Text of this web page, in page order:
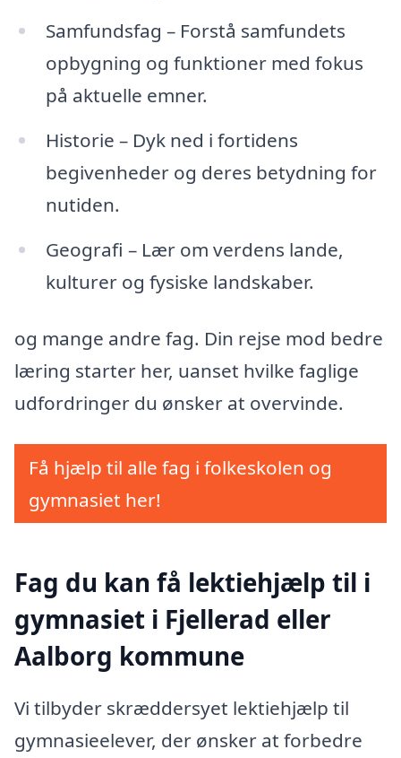
Samfundsfag – Forstå samfundets
opbygning og funktioner med fokus
på aktuelle emner.
Historie – Dyk ned i fortidens
begivenheder og deres betydning for
nutiden.
Geografi – Lær om verdens lande,
kulturer og fysiske landskaber.
og mange andre fag. Din rejse mod bedre
læring starter her, uanset hvilke faglige
udfordringer du ønsker at overvinde.
Få hjælp til alle fag i folkeskolen og
gymnasiet her!
Fag du kan få lektiehjælp til i
gymnasiet i Fjellerad eller
Aalborg kommune
Vi tilbyder skræddersyet lektiehjælp til
gymnasieelever, der ønsker at forbedre